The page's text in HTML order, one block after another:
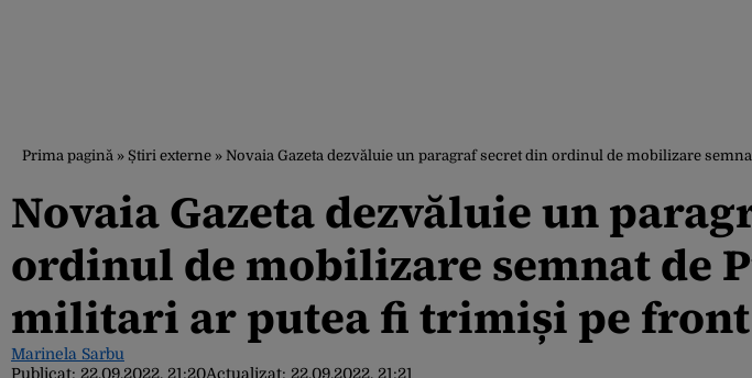
Prima pagină » Știri externe » Novaia Gazeta dezvăluie un paragraf secret din ordinul de mobilizare
Novaia Gazeta dezvăluie un
ordinul de mobilizare semnat de
militari ar putea fi trimiși pe front
Marinela Sarbu
Publicat: 22.09.2022, 21:20Actualizat: 22.09.2022, 21:21